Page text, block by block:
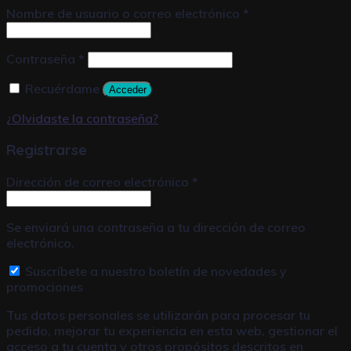
Nombre de usuario o correo electrónico *
Contraseña *
Recuérdame
Acceder
¿Olvidaste la contraseña?
Registrarse
Dirección de correo electrónico *
Se enviará una contraseña a tu dirección de correo
electrónico.
Suscríbete a nuestro boletín de novedades y
promociones
Tus datos personales se utilizarán para procesar tu
pedido, mejorar tu experiencia en esta web, gestionar el
acceso a tu cuenta y otros propósitos descritos en